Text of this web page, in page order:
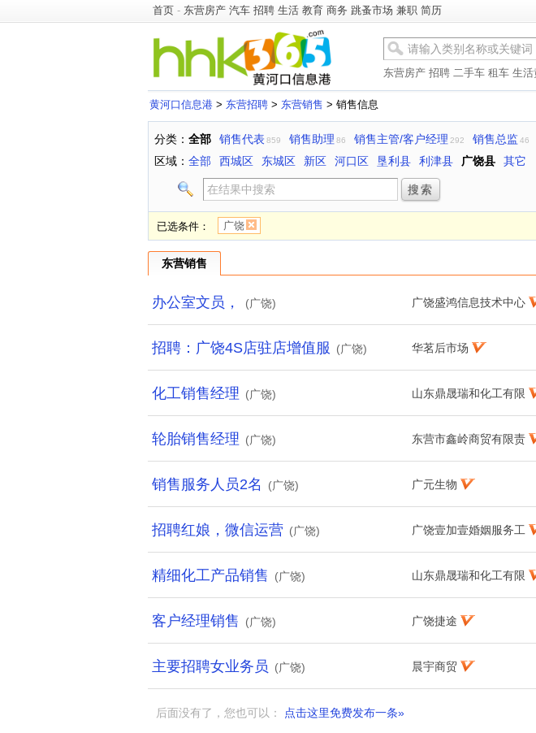
首页 - 东营房产 汽车 招聘 生活 教育 商务 跳蚤市场 兼职 简历
东营房产 招聘 二手车 租车 生活
黄河口信息港 > 东营招聘 > 东营销售 > 销售信息
分类： 全部 销售代表 859 销售助理 86 销售主管/客户经理 292 销售总监46
区域： 全部 西城区 东城区 新区 河口区 垦利县 利津县 广饶县 其它
已选条件： 广饶
东营销售
办公室文员， (广饶) 广饶盛鸿信息技术中心
招聘：广饶4S店驻店增值服 (广饶) 华茗后市场
化工销售经理 (广饶) 山东鼎晟瑞和化工有限
轮胎销售经理 (广饶) 东营市鑫岭商贸有限责
销售服务人员2名 (广饶) 广元生物
招聘红娘，微信运营 (广饶) 广饶壹加壹婚姻服务工
精细化工产品销售 (广饶) 山东鼎晟瑞和化工有限
客户经理销售 (广饶) 广饶捷途
主要招聘女业务员 (广饶) 晨宇商贸
后面没有了，您也可以： 点击这里免费发布一条»